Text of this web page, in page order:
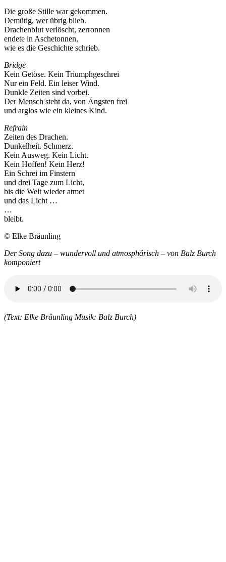
Die große Stille war gekommen.
Demütig, wer übrig blieb.
Drachenblut verlöscht, zerronnen
endete in Aschetonnen,
wie es die Geschichte schrieb.
Bridge
Kein Getöse. Kein Triumphgeschrei
Nur ein Feld. Ein leiser Wind.
Dunkle Zeiten sind vorbei.
Der Mensch steht da, von Ängsten frei
und arglos wie ein kleines Kind.
Refrain
Zeiten des Drachen.
Dunkelheit. Schmerz.
Kein Ausweg. Kein Licht.
Kein Hoffen! Kein Herz!
Ein Schrei im Finstern
und drei Tage zum Licht,
bis die Welt wieder atmet
und das Licht …
…
bleibt.
© Elke Bräunling
Der Song dazu – wundervoll und atmosphärisch – von Balz Burch
komponiert
(Text: Elke Bräunling Musik: Balz Burch)